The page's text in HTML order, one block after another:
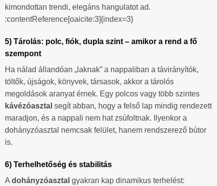
kimondottan trendi, elegáns hangulatot ad.
:contentReference[oaicite:3]{index=3}
5) Tárolás: polc, fiók, dupla szint – amikor a rend a fő
szempont
Ha nálad állandóan „laknak” a nappaliban a távirányítók,
töltők, újságok, könyvek, társasok, akkor a tárolós
megoldások aranyat érnek. Egy polcos vagy több szintes
kávézóasztal segít abban, hogy a felső lap mindig rendezett
maradjon, és a nappali nem hat zsúfoltnak. Ilyenkor a
dohányzóasztal nemcsak felület, hanem rendszerező bútor
is.
6) Terhelhetőség és stabilitás
A dohányzóasztal gyakran kap dinamikus terhelést: